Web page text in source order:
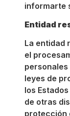
informarte
Entidad
La entidad
el
personales
leyes de
los
de otras
protección